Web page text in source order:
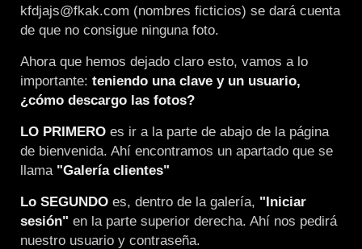
kfdjajs@fkak.com (nombres ficticios) se dará cuenta
de que no consigue ninguna foto.
Ahora que hemos dejado claro esto, vamos a lo
importante: teniendo una clave y un usuario,
¿cómo descargo las fotos?
LO PRIMERO es ir a la parte de abajo de la página
de bienvenida. Ahí encontramos un apartado que se
llama "Galería clientes"
Lo SEGUNDO es, dentro de la galería, "Iniciar
sesión" en la parte superior derecha. Ahí nos pedirá
nuestro usuario y contraseña.